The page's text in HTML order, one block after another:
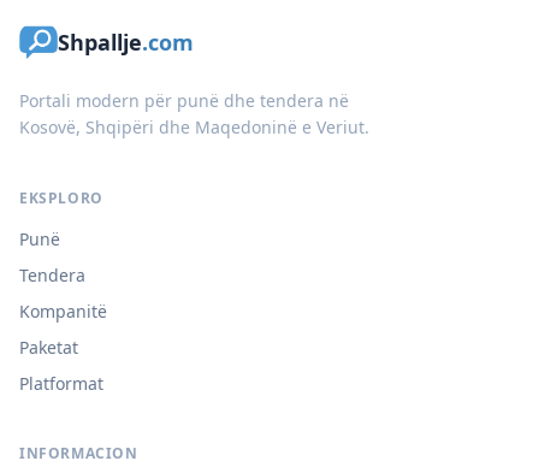
Shpallje.com
Portali modern për punë dhe tendera në
Kosovë, Shqipëri dhe Maqedoninë e Veriut.
EKSPLORO
Punë
Tendera
Kompanitë
Paketat
Platformat
INFORMACION